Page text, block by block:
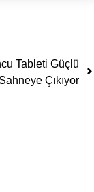
Tableti Güçlü
Çıkıyor